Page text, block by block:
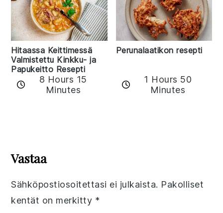
Hitaassa Keittimessä
Valmistettu Kinkku- ja
Papukeitto Resepti
8 Hours 15
Minutes
Perunalaatikon resepti
1 Hours 50
Minutes
Interactions
Vastaa
Sähköpostiosoitettasi ei julkaista. Pakolliset
kentät on merkitty *